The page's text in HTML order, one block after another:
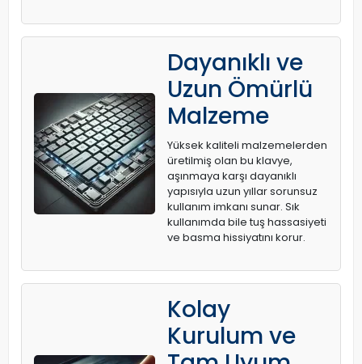
Dayanıklı ve
Uzun Ömürlü
Malzeme
Yüksek kaliteli malzemelerden
üretilmiş olan bu klavye,
aşınmaya karşı dayanıklı
yapısıyla uzun yıllar sorunsuz
kullanım imkanı sunar. Sık
kullanımda bile tuş hassasiyeti
ve basma hissiyatını korur.
Kolay
Kurulum ve